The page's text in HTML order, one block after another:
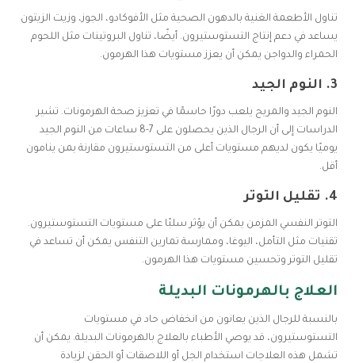
تناول الأطعمة الغنية بالدهون الصحية مثل الأفوكادو، الجوز، وزيت الزيتون
يساعد في دعم إنتاج التستوستيرون. أيضًا، تناول البروتينات مثل اللحوم
الحمراء والدواجن يمكن أن يعزز مستويات هذا الهرمون.
3. النوم الجيد
النوم الجيد والمريح يلعب دورًا حاسمًا في تعزيز صحة الهرمونات. تشير
الدراسات إلى أن الرجال الذين يحصلون على 7-8 ساعات من النوم الجيد
يوميًا يكون لديهم مستويات أعلى من التستوستيرون مقارنة بمن ينامون
أقل.
4. تقليل التوتر
التوتر النفسي المزمن يمكن أن يؤثر سلبًا على مستويات التستوستيرون.
تقنيات مثل التأمل، اليوغا، وممارسة تمارين التنفس يمكن أن تساعد في
تقليل التوتر وتحسين مستويات هذا الهرمون.
العلاج بالهرمونات البديلة
بالنسبة للرجال الذين يعانون من انخفاض حاد في مستويات
التستوستيرون، قد يوصي الأطباء بالعلاج بالهرمونات البديلة. يمكن أن
تشمل هذه العلاجات استخدام الجل أو اللاصقات أو الحقن لزيادة